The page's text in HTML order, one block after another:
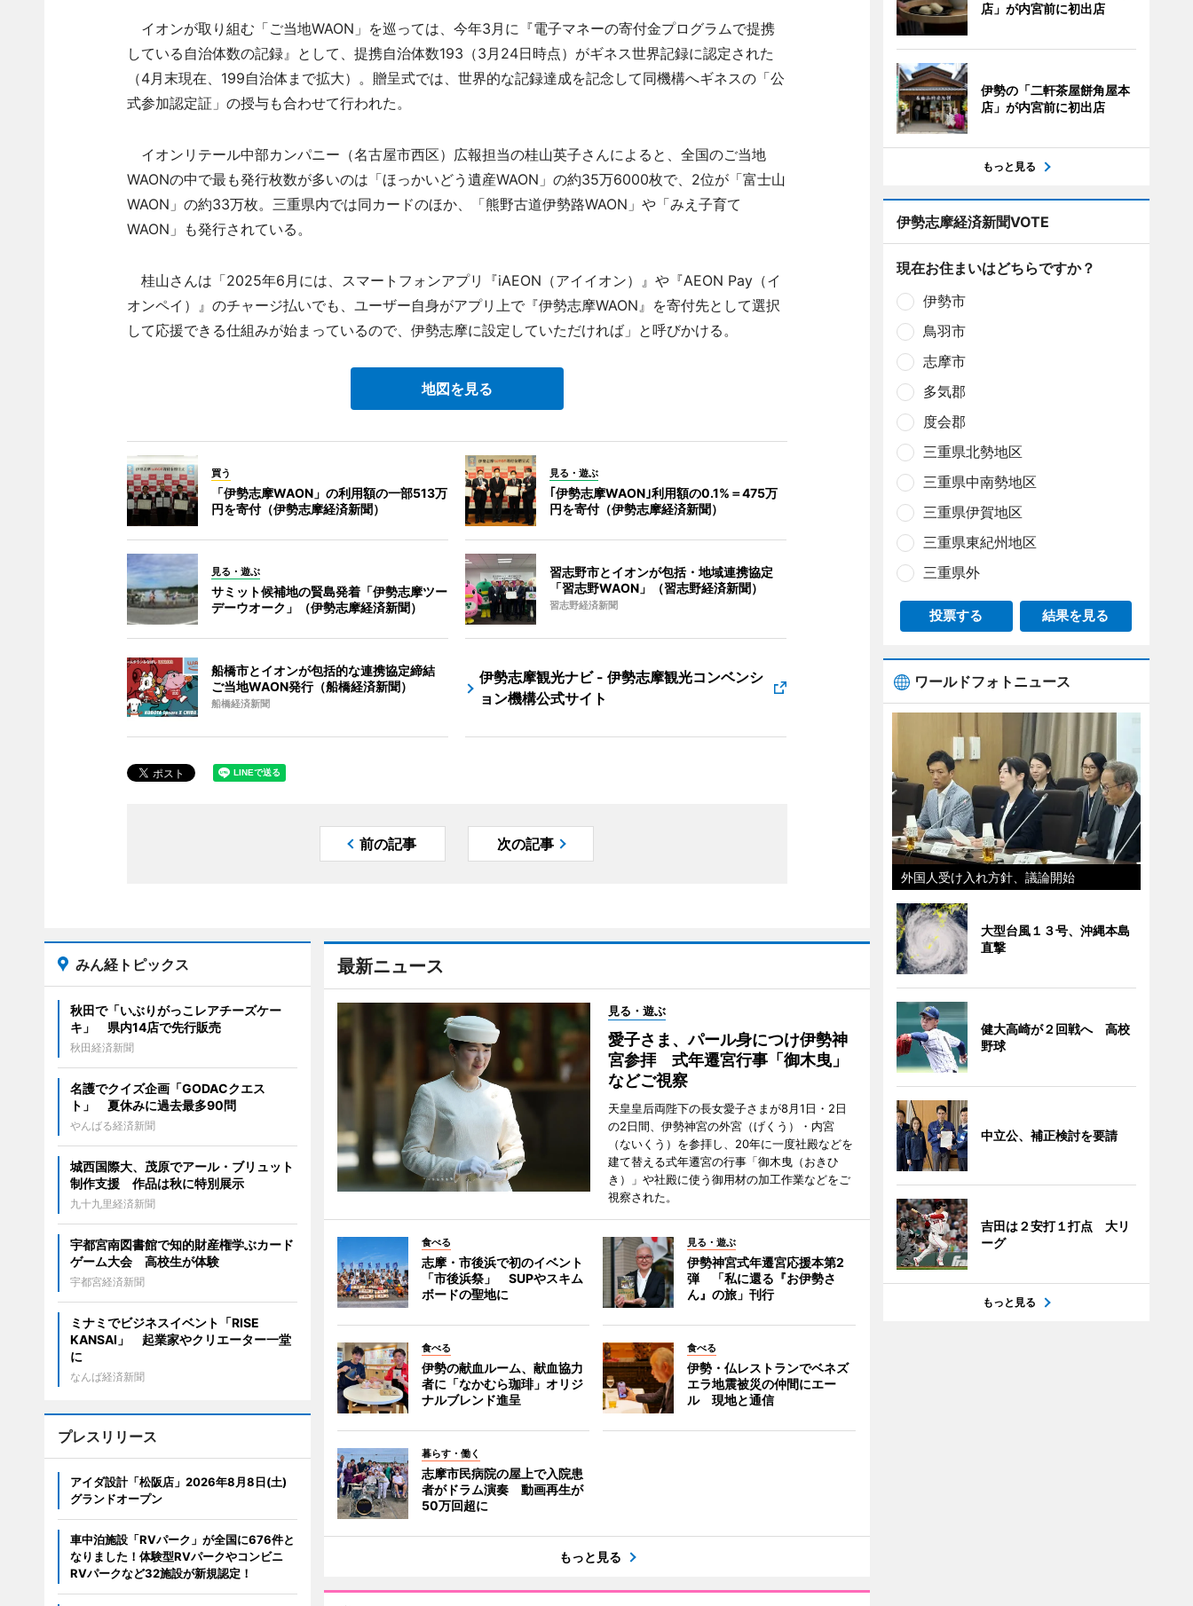
イオンが取り組む「ご当地WAON」を巡っては、今年3月に『電子マネーの寄付金プログラムで提携
している自治体数の記録』として、提携自治体数193（3月24日時点）がギネス世界記録に認定された
（4月末現在、199自治体まで拡大）。贈呈式では、世界的な記録達成を記念して同機構へギネスの「公
式参加認定証」の授与も合わせて行われた。
イオンリテール中部カンパニー（名古屋市西区）広報担当の桂山英子さんによると、全国のご当地
WAONの中で最も発行枚数が多いのは「ほっかいどう遺産WAON」の約35万6000枚で、2位が「富士山
WAON」の約33万枚。三重県内では同カードのほか、「熊野古道伊勢路WAON」や「みえ子育て
WAON」も発行されている。
桂山さんは「2025年6月には、スマートフォンアプリ『iAEON（アイイオン）』や『AEON Pay（イ
オンペイ）』のチャージ払いでも、ユーザー自身がアプリ上で『伊勢志摩WAON』を寄付先として選択
して応援できる仕組みが始まっているので、伊勢志摩に設定していただければ」と呼びかける。
地図を見る
買う
「伊勢志摩WAON」の利用額の一部513万
円を寄付（伊勢志摩経済新聞）
見る・遊ぶ
｢伊勢志摩WAON｣利用額の0.1%＝475万
円を寄付（伊勢志摩経済新聞）
見る・遊ぶ
サミット候補地の賢島発着「伊勢志摩ツー
デーウオーク」（伊勢志摩経済新聞）
習志野市とイオンが包括・地域連携協定
「習志野WAON」（習志野経済新聞）
習志野経済新聞
船橋市とイオンが包括的な連携協定締結
ご当地WAON発行（船橋経済新聞）
船橋経済新聞
伊勢志摩観光ナビ - 伊勢志摩観光コンベンシ
ョン機構公式サイト
前の記事 次の記事
最新ニュース
見る・遊ぶ
愛子さま、パール身につけ伊勢神
宮参拝 式年遷宮行事「御木曳」
などご視察
天皇皇后両陛下の長女愛子さまが8月1日・2日
の2日間、伊勢神宮の外宮（げくう）・内宮
（ないくう）を参拝し、20年に一度社殿などを
建て替える式年遷宮の行事「御木曳（おきひ
き）」や社殿に使う御用材の加工作業などをご
視察された。
食べる
志摩・市後浜で初のイベント
「市後浜祭」 SUPやスキム
ボードの聖地に
見る・遊ぶ
伊勢神宮式年遷宮応援本第2
弾 「私に還る『お伊勢さ
ん』の旅」刊行
食べる
伊勢の献血ルーム、献血協力
者に「なかむら珈琲」オリジ
ナルブレンド進呈
食べる
伊勢・仏レストランでベネズ
エラ地震被災の仲間にエー
ル 現地と通信
暮らす・働く
志摩市民病院の屋上で入院患
者がドラム演奏 動画再生が
50万回超に
もっと見る
みん経トピックス
秋田で「いぶりがっこレアチーズケー
キ」 県内14店で先行販売
秋田経済新聞
名護でクイズ企画「GODACクエス
ト」 夏休みに過去最多90問
やんばる経済新聞
城西国際大、茂原でアール・ブリュット
制作支援 作品は秋に特別展示
九十九里経済新聞
宇都宮南図書館で知的財産権学ぶカード
ゲーム大会 高校生が体験
宇都宮経済新聞
ミナミでビジネスイベント「RISE
KANSAI」 起業家やクリエーター一堂
に
なんば経済新聞
プレスリリース
アイダ設計「松阪店」2026年8月8日(土)
グランドオープン
車中泊施設「RVパーク」が全国に676件と
なりました！体験型RVパークやコンビニ
RVパークなど32施設が新規認定！
店」が内宮前に初出店
伊勢の「二軒茶屋餅角屋本
店」が内宮前に初出店
もっと見る
伊勢志摩経済新聞VOTE
現在お住まいはどちらですか？
伊勢市
鳥羽市
志摩市
多気郡
度会郡
三重県北勢地区
三重県中南勢地区
三重県伊賀地区
三重県東紀州地区
三重県外
投票する 結果を見る
ワールドフォトニュース
外国人受け入れ方針、議論開始
大型台風１３号、沖縄本島
直撃
健大高崎が２回戦へ 高校
野球
中立公、補正検討を要請
吉田は２安打１打点 大リ
ーグ
もっと見る